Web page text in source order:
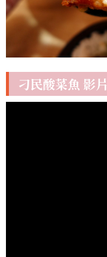
刁民酸菜魚 影片